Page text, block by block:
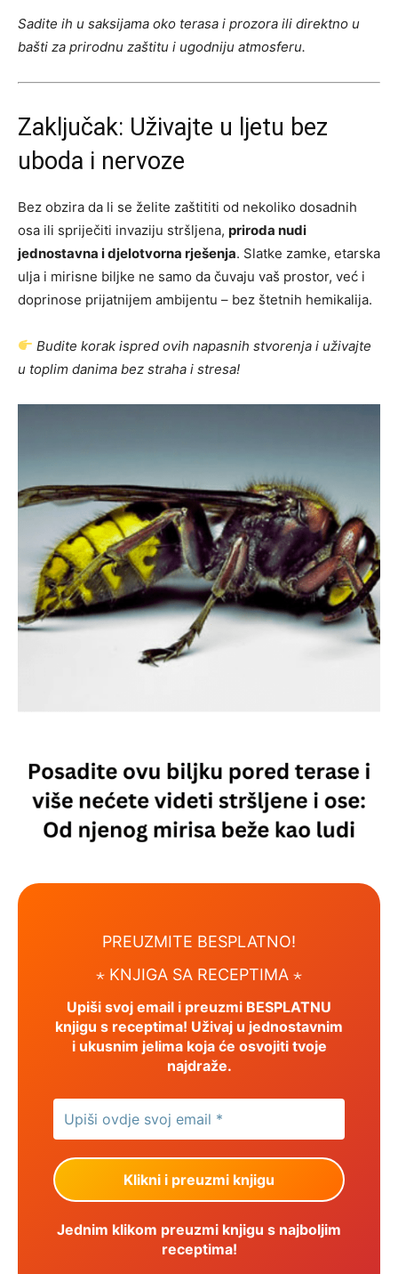
Sadite ih u saksijama oko terasa i prozora ili direktno u
bašti za prirodnu zaštitu i ugodniju atmosferu.
Zaključak: Uživajte u ljetu bez
uboda i nervoze
Bez obzira da li se želite zaštititi od nekoliko dosadnih
osa ili spriječiti invaziju stršljena, priroda nudi
jednostavna i djelotvorna rješenja. Slatke zamke, etarska
ulja i mirisne biljke ne samo da čuvaju vaš prostor, već i
doprinose prijatnijem ambijentu – bez štetnih hemikalija.
Budite korak ispred ovih napasnih stvorenja i uživajte
u toplim danima bez straha i stresa!
PREUZMITE BESPLATNO!
⋆ KNJIGA SA RECEPTIMA ⋆
Upiši svoj email i preuzmi BESPLATNU
knjigu s receptima! Uživaj u jednostavnim
i ukusnim jelima koja će osvojiti tvoje
najdraže.
Jednim klikom preuzmi knjigu s najboljim
receptima!